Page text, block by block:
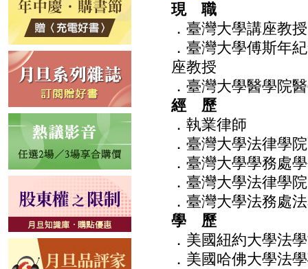
現 職
．臺灣大學講座教授
．臺灣大學傅斯年
座教授
．臺灣大學醫學院
經 歷
．執業律師
．臺灣大學法律學
．臺灣大學學務處
．臺灣大學法律學
．臺灣大學法務處
學 歷
．美國紐約大學法
．美國哈佛大學法